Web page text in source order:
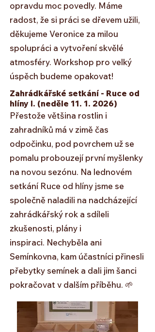
opravdu moc povedly. Máme
radost, že si práci se dřevem užili,
děkujeme Veronice za milou
spolupráci a vytvoření skvělé
atmosféry. Workshop pro velký
úspěch budeme opakovat!
Zahrádkářské setkání - Ruce od
hlíny I. (neděle 11. 1. 2026)
Přestože většina rostlin i
zahradníků má v zimě čas
odpočinku, pod povrchem už se
pomalu probouzejí první myšlenky
na novou sezónu. Na lednovém
setkání Ruce od hlíny jsme se
společně naladili na nadcházející
zahrádkářský rok a sdíleli
zkušenosti, plány i
inspiraci. Nechyběla ani
Semínkovna, kam účastníci přinesli
přebytky semínek a dali jim šanci
pokračovat v dalším příběhu. 🌱